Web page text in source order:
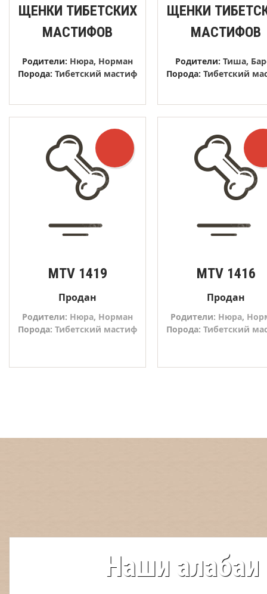
ЩЕНКИ ТИБЕТСКИХ
МАСТИФОВ
Родители: Нюра Норман
Порода: Тибетский мастиф
ЩЕНКИ
МАСТИФОВ
Родители: Тиша
Порода: Тибетский
MTV 1419
Продан
Родители: Нюра Норман
Порода: Тибетский мастиф
MTV 1416
Продан
Родители: Нюра
Порода: Тибетский
Наши алабаи